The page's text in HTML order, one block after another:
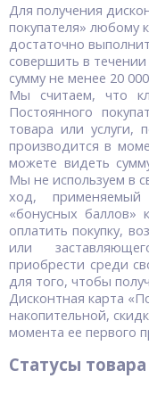
Для получения
покупателя» любому
достаточно
совершить в
сумму не менее 20
Мы считаем, что
Постоянного
товара или услуги,
производится в
можете видеть
Мы не используем в
ход,
«бонусных
оплатить покупку,
или
приобрести среди
для того, чтобы
Дисконтная карта
накопительной,
момента ее первого
Статусы товара